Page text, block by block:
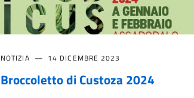
NOTIZIA 14 DICEMBRE 2023
Broccoletto di Custoza 2024